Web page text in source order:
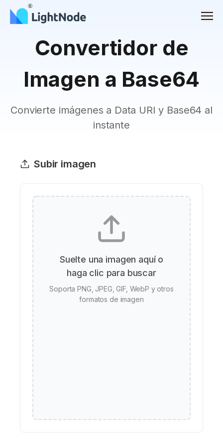
Convertidor de
Imagen a Base64
Convierte imágenes a Data URI y Base64 al
instante
Subir imagen
Suelte una imagen aquí o
haga clic para buscar
Soporta PNG, JPEG, GIF, WebP y otros
formatos de imagen